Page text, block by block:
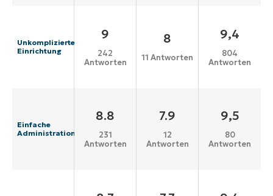
Unkomplizierte
Einrichtung
9
242
Antworten
8
11 Antworten
9,4
804
Antworten
Einfache
Administration
8.8
231
Antworten
7.9
12
Antworten
9,5
80
Antworten